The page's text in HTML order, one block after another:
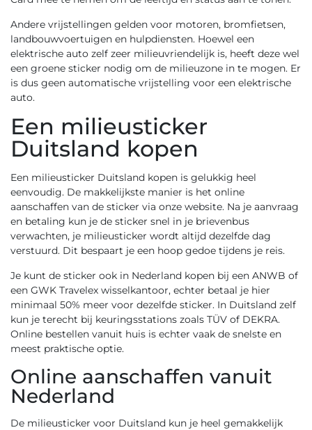
Andere vrijstellingen gelden voor motoren, bromfietsen,
landbouwvoertuigen en hulpdiensten. Hoewel een
elektrische auto zelf zeer milieuvriendelijk is, heeft deze wel
een groene sticker nodig om de milieuzone in te mogen. Er
is dus geen automatische vrijstelling voor een elektrische
auto.
Een milieusticker
Duitsland kopen
Een milieusticker Duitsland kopen is gelukkig heel
eenvoudig. De makkelijkste manier is het online
aanschaffen van de sticker via onze website. Na je aanvraag
en betaling kun je de sticker snel in je brievenbus
verwachten, je milieusticker wordt altijd dezelfde dag
verstuurd. Dit bespaart je een hoop gedoe tijdens je reis.
Je kunt de sticker ook in Nederland kopen bij een ANWB of
een GWK Travelex wisselkantoor, echter betaal je hier
minimaal 50% meer voor dezelfde sticker. In Duitsland zelf
kun je terecht bij keuringsstations zoals TÜV of DEKRA.
Online bestellen vanuit huis is echter vaak de snelste en
meest praktische optie.
Online aanschaffen vanuit
Nederland
De milieusticker voor Duitsland kun je heel gemakkelijk